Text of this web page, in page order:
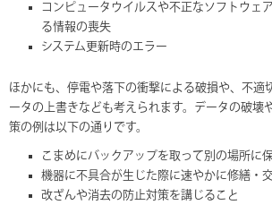
コンピュータウイルスや不正なソフトウェ
る情報の喪失
システム更新時のエラー
ほかにも、停電や落下の衝撃による破損や、不適
ータの上書きなども考えられます。データの破壊
策の例は以下の通りです。
こまめにバックアップを取って別の場所に
機器に不具合が生じた際に速やかに修繕・
改ざんや消去の防止対策を講じること